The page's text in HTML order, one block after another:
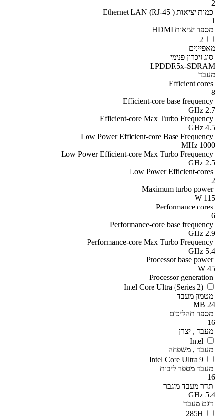
2
כמות יציאות ( Ethernet LAN (RJ-45
1
מספר יציאות HDMI
מאפיינים
סוג זיכרון פנימי
LPDDR5x-SDRAM
מעבד
Efficient cores
8
Efficient-core base frequency
2.7 GHz
Efficient-core Max Turbo Frequency
4.5 GHz
Low Power Efficient-core Base Frequency
1000 MHz
Low Power Efficient-core Max Turbo Frequency
2.5 GHz
Low Power Efficient-cores
2
Maximum turbo power
115 W
Performance cores
6
Performance-core base frequency
2.9 GHz
Performance-core Max Turbo Frequency
5.4 GHz
Processor base power
45 W
Processor generation
מטמון מעבד
24 MB
מספר תהליכים
16
מעבד , יצרן
מעבד , משפחה
מעבד מספר ליבות
16
תדר מעבד מוגבר
5.4 GHz
דגם מעבד